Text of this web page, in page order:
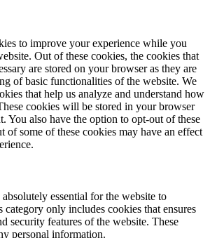
to improve your experience while you
Out of these cookies, the cookies that
are stored on your browser as they are
of basic functionalities of the website. We
that help us analyze and understand how
cookies will be stored in your browser
You also have the option to opt-out of these
of some of these cookies may have an effect
essential for the website to
only includes cookies that ensures
security features of the website. These
personal information.